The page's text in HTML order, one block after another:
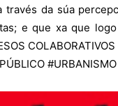
da súa
e que xa que